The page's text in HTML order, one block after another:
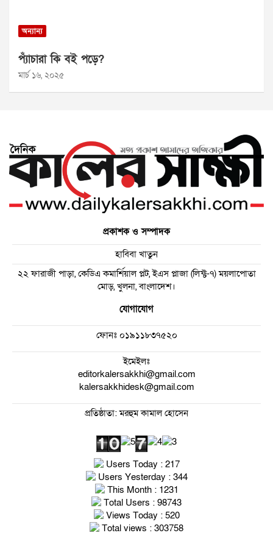
অন্যান্য
প্যাঁচারা কি বই পড়ে?
মার্চ ১৬, ২০২৫
প্রকাশক ও সম্পাদক
হাবিবা খাতুন
২২ ফারাজী পাড়া, কেডিএ কমার্শিয়াল প্লট, ইএস প্লাজা (লিফ্ট-৭) ময়লাপোতা
মোড়, খুলনা, বাংলাদেশ।
যোগাযোগ
ফোনঃ০১৯১১৮৩৭৫২০
ইমেইলঃ
editorkalersakkhi@gmail.com
kalersakkhidesk@gmail.com
প্রতিষ্ঠাতা: মরহুম কামাল হোসেন
Users Today : 217
Users Yesterday : 344
This Month : 1231
Total Users : 98743
Views Today : 520
Total views : 303758